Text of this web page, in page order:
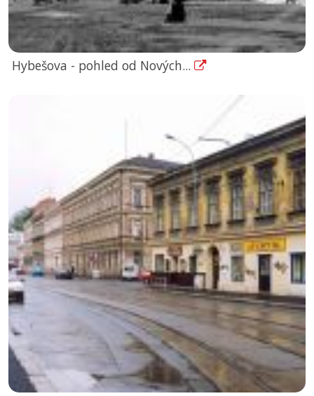
Hybešova - pohled od Nových...